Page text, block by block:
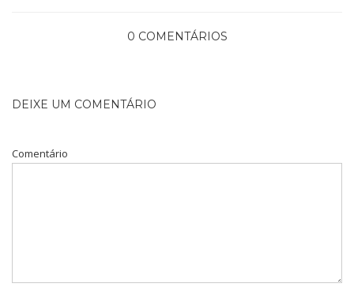
0 COMENTÁRIOS
DEIXE UM COMENTÁRIO
Comentário